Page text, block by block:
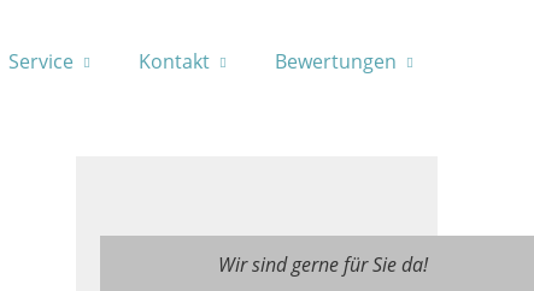
Service Kontakt Bewertungen
Wir sind gerne für Sie da!